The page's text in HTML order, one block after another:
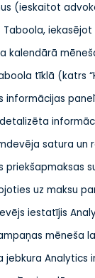
(ieskaitot
Taboola, iekasējot
kalendārā
tīklā (katrs
informācijas
satura un
priekšapmaksas
uz maksu
iestatījis
mēneša
jebkura Analytics